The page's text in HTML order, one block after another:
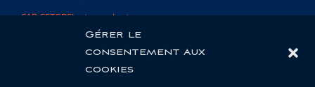
Gérer le
consentement aux
cookies
CAP ESTEREL et ses alentours
Informations et ressources